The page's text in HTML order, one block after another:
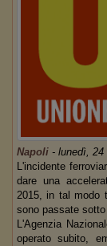
Napoli - lunedì, 24
L'incidente
dare una
2015, in tal modo
sono passate
L'Agenzia
operato subito,